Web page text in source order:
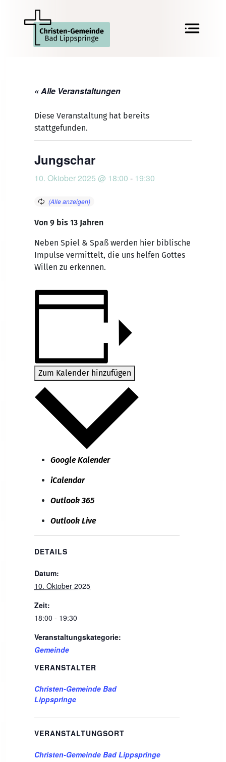
« Alle Veranstaltungen
Diese Veranstaltung hat bereits
stattgefunden.
Jungschar
10. Oktober 2025 @ 18:00 - 19:30
Von 9 bis 13 Jahren
Neben Spiel & Spaß werden hier biblische
Impulse vermittelt, die uns helfen Gottes
Willen zu erkennen.
Zum Kalender hinzufügen
Google Kalender
iCalendar
Outlook 365
Outlook Live
DETAILS
Datum:
10. Oktober 2025
Zeit:
18:00 - 19:30
Veranstaltungskategorie:
Gemeinde
VERANSTALTER
Christen-Gemeinde Bad
Lippspringe
VERANSTALTUNGSORT
Christen-Gemeinde Bad Lippspringe